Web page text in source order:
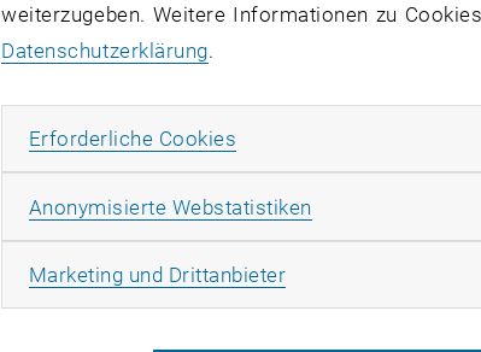
weiterzugeben. Weitere Informationen zu
Datenschutzerklärung.
Erforderliche Cookies
Anonymisierte Webstatistiken
Marketing und DrittanbieterMarketing Cookies